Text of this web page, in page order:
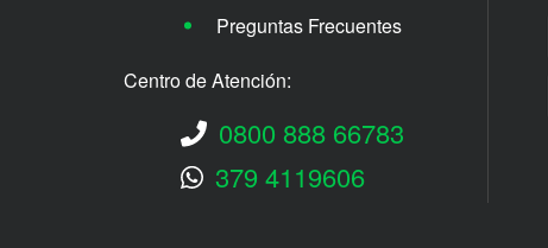
Preguntas Frecuentes
Centro de Atención:
0800 888 66783
379 4119606